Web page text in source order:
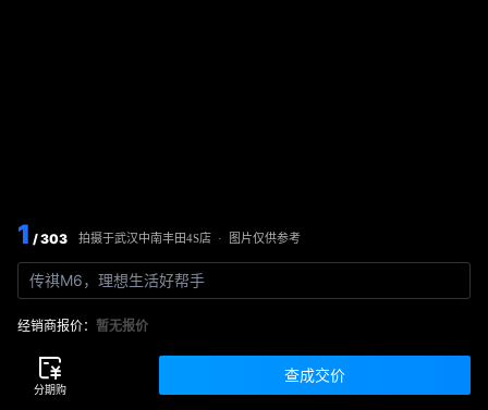
1 / 303 拍摄于武汉中南丰田4S店 · 图片仅供参考
传祺M6，理想生活好帮手
经销商报价： 暂无报价
查成交价